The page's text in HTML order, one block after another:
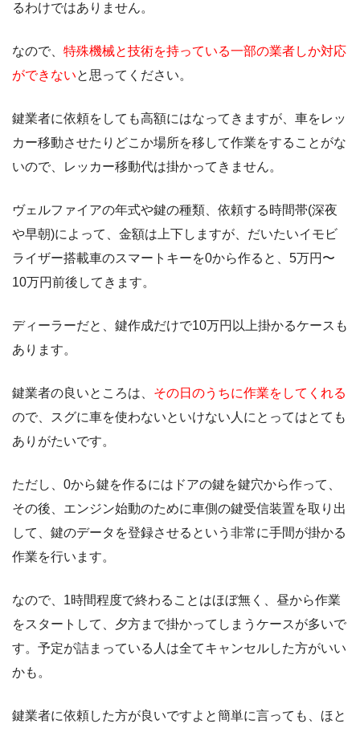
るわけではありません。
なので、 特殊機械と技術を持っている一部の業者しか対応
ができないと思ってください。
鍵業者に依頼をしても高額にはなってきますが、車をレッ
カー移動させたりどこか場所を移して作業をすることがな
いので、レッカー移動代は掛かってきません。
ヴェルファイアの年式や鍵の種類、依頼する時間帯(深夜
や早朝)によって、金額は上下しますが、だいたいイモビ
ライザー搭載車のスマートキーを0から作ると、5万円〜
10万円前後してきます。
ディーラーだと、鍵作成だけで10万円以上掛かるケースも
あります。
鍵業者の良いところは、 その日のうちに作業をしてくれる
ので、スグに車を使わないといけない人にとってはとても
ありがたいです。
ただし、0から鍵を作るにはドアの鍵を鍵穴から作って、
その後、エンジン始動のために車側の鍵受信装置を取り出
して、鍵のデータを登録させるという非常に手間が掛かる
作業を行います。
なので、1時間程度で終わることはほぼ無く、昼から作業
をスタートして、夕方まで掛かってしまうケースが多いで
す。予定が詰まっている人は全てキャンセルした方がいい
かも。
鍵業者に依頼した方が良いですよと簡単に言っても、ほと